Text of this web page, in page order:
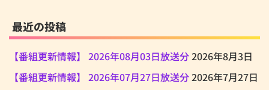
最近の投稿
【番組更新情報】 2026年08月03日放送分2026年8月3日
【番組更新情報】 2026年07月27日放送分2026年7月27日